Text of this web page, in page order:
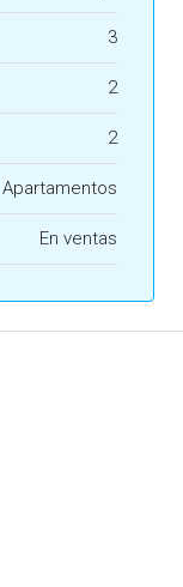
3
2
2
Apartamentos
En ventas